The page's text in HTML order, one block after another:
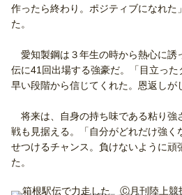
作ったら終わり。ポジティブになれた
た。
愛知製鋼は３年生の時から熱心に誘
伝に41回出場する強豪だ。「目立った
早い段階から信じてくれた。恩返
将来は、自身の持ち味である粘り強
戦も見据える。「自分がどれだけ強く
せつけるチャンス。負けないように頑
た。